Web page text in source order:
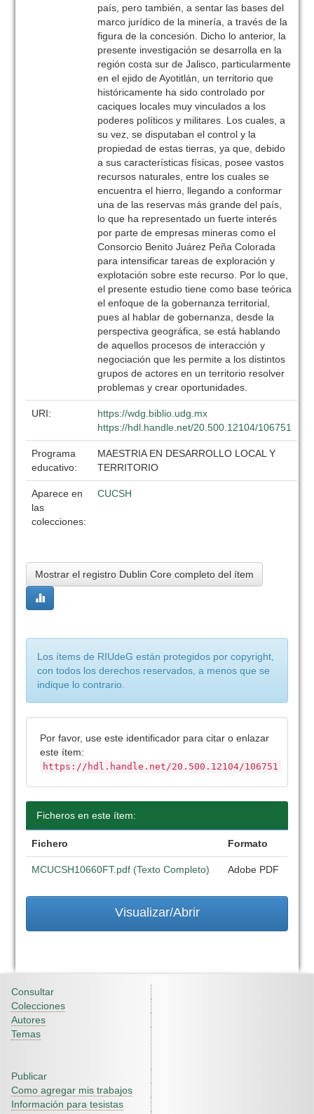
país, pero también, a sentar las bases del
marco jurídico de la minería, a través de la
figura de la concesión. Dicho lo anterior, la
presente investigación se desarrolla en la
región costa sur de Jalisco, particularmente
en el ejido de Ayotitlán, un territorio que
históricamente ha sido controlado por
caciques locales muy vinculados a los
poderes políticos y militares. Los cuales, a
su vez, se disputaban el control y la
propiedad de estas tierras, ya que, debido
a sus características físicas, posee vastos
recursos naturales, entre los cuales se
encuentra el hierro, llegando a conformar
una de las reservas más grande del país,
lo que ha representado un fuerte interés
por parte de empresas mineras como el
Consorcio Benito Juárez Peña Colorada
para intensificar tareas de exploración y
explotación sobre este recurso. Por lo que,
el presente estudio tiene como base teórica
el enfoque de la gobernanza territorial,
pues al hablar de gobernanza, desde la
perspectiva geográfica, se está hablando
de aquellos procesos de interacción y
negociación que les permite a los distintos
grupos de actores en un territorio resolver
problemas y crear oportunidades.
URI:
https://wdg.biblio.udg.mx
https://hdl.handle.net/20.500.12104/106751
Programa
educativo:
MAESTRIA EN DESARROLLO LOCAL Y
TERRITORIO
Aparece en
las
colecciones:
CUCSH
Mostrar el registro Dublin Core completo del ítem
Los ítems de RIUdeG están protegidos por copyright,
con todos los derechos reservados, a menos que se
indique lo contrario.
Por favor, use este identificador para citar o enlazar
este ítem:
https://hdl.handle.net/20.500.12104/106751
Ficheros en este ítem:
Fichero Formato
MCUCSH10660FT.pdf (Texto Completo) Adobe PDF
Visualizar/Abrir
Consultar
Colecciones
Autores
Temas
Publicar
Como agregar mis trabajos
Información para tesistas